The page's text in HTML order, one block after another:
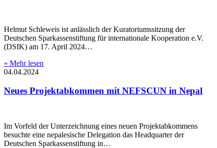
Helmut Schleweis ist anlässlich der Kuratoriumssitzung der
Deutschen Sparkassenstiftung für internationale Kooperation e.V.
(DSIK) am 17. April 2024…
» Mehr lesen
04.04.2024
Neues Projektabkommen mit NEFSCUN in Nepal
Im Vorfeld der Unterzeichnung eines neuen Projektabkommens
besuchte eine nepalesische Delegation das Headquarter der
Deutschen Sparkassenstiftung in…